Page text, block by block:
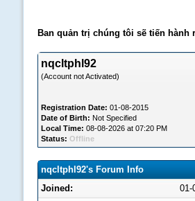
Ban quản trị chúng tôi sẽ tiến hành
nqcltphl92
(Account not Activated)
Registration Date: 01-08-2015
Date of Birth: Not Specified
Local Time: 08-08-2026 at 07:20 PM
Status: Offline
nqcltphl92's Forum Info
Joined:
01-